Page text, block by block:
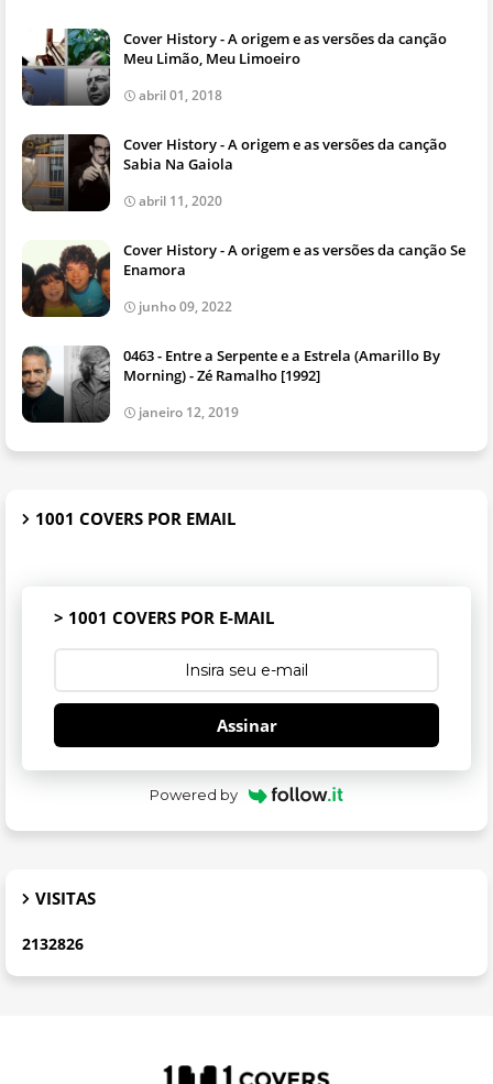
Cover History - A origem e as versões da canção
Meu Limão, Meu Limoeiro
abril 01, 2018
Cover History - A origem e as versões da canção
Sabia Na Gaiola
abril 11, 2020
Cover History - A origem e as versões da canção Se
Enamora
junho 09, 2022
0463 - Entre a Serpente e a Estrela (Amarillo By
Morning) - Zé Ramalho [1992]
janeiro 12, 2019
1001 COVERS POR EMAIL
> 1001 COVERS POR E-MAIL
Assinar
Powered by
VISITAS
2132826